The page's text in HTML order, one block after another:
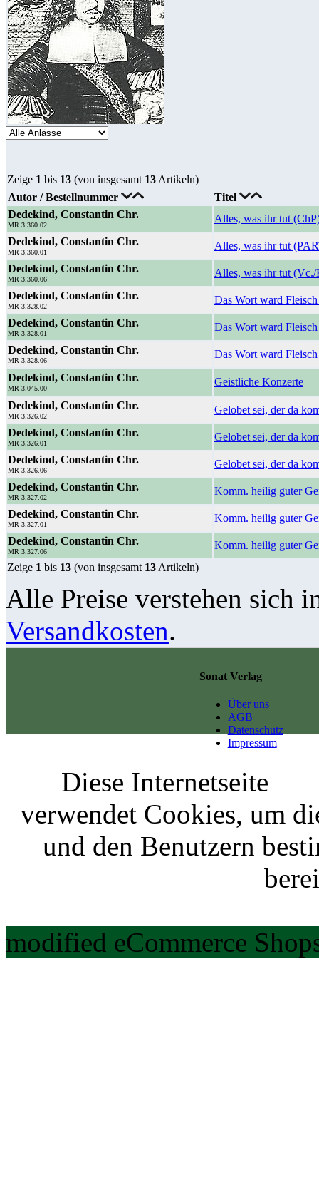
Zeige 1 bis 13 (von insgesamt 13 Artikeln)
Autor / Bestellnummer
Titel
Dedekind, Constantin Chr.
MR 3.360.02
Alles, was ihr tut
Dedekind, Constantin Chr.
MR 3.360.01
Alles, was ihr tut
Dedekind, Constantin Chr.
MR 3.360.06
Alles, was ihr tut
Dedekind, Constantin Chr.
MR 3.328.02
Das Wort ward
Dedekind, Constantin Chr.
MR 3.328.01
Das Wort ward
Dedekind, Constantin Chr.
MR 3.328.06
Das Wort ward
Dedekind, Constantin Chr.
MR 3.045.00
Geistliche Konzerte
Dedekind, Constantin Chr.
MR 3.326.02
Gelobet sei, der da
Dedekind, Constantin Chr.
MR 3.326.01
Gelobet sei, der da
Dedekind, Constantin Chr.
MR 3.326.06
Gelobet sei, der da
Dedekind, Constantin Chr.
MR 3.327.02
Komm. heilig guter
Dedekind, Constantin Chr.
MR 3.327.01
Komm. heilig guter
Dedekind, Constantin Chr.
MR 3.327.06
Komm. heilig guter
Zeige 1 bis 13 (von insgesamt 13 Artikeln)
Alle Preise verstehen sich
Versandkosten.
Sonat Verlag
Über uns
AGB
Datenschutz
Impressum
Diese Internetseite
verwendet Cookies, um
und den Benutzern
modified eCommerce